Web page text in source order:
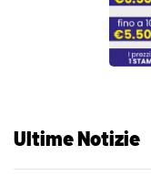
Ultime Notizie